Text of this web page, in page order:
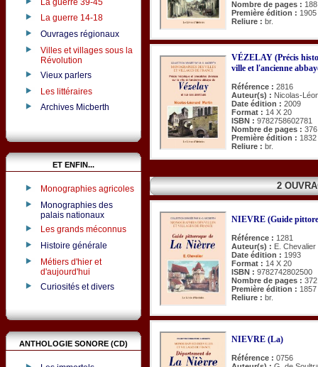
La guerre 14-18
Ouvrages régionaux
Villes et villages sous la
Révolution
Vieux parlers
Les littéraires
Archives Micberth
ET ENFIN...
Monographies agricoles
Monographies des
palais nationaux
Les grands méconnus
Histoire générale
Métiers d'hier et
d'aujourd'hui
Curiosités et divers
ANTHOLOGIE SONORE (CD)
Nombre de pages : 188
Première édition : 1905
Reliure : br.
VÉZELAY (Précis
ville et l'ancienne
Référence : 2816
Auteur(s) : Nicolas-
Date édition : 2009
Format : 14 X 20
ISBN : 9782758602781
Nombre de pages : 376
Première édition : 1832
Reliure : br.
2
NIEVRE (Guide
Référence : 1281
Auteur(s) : E. Chevalier
Date édition : 1993
Format : 14 X 20
ISBN : 9782742802500
Nombre de pages : 372
Première édition : 1857
Reliure : br.
NIEVRE (La)
Référence : 0756